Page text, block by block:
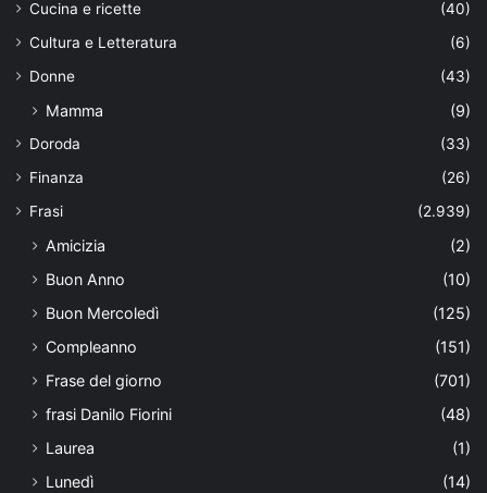
Cucina e ricette
(40)
Cultura e Letteratura
(6)
Donne
(43)
Mamma (9)
Doroda
(33)
Finanza
(26)
Frasi
(2.939)
Amicizia
(2)
Buon Anno
(10)
Buon Mercoledì
(125)
Compleanno
(151)
Frase del giorno
(701)
frasi Danilo Fiorini
(48)
Laurea
(1)
Lunedì
(14)